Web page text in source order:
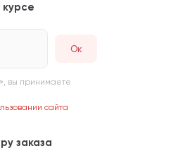
курсе
вы принимаете
сайта
заказа